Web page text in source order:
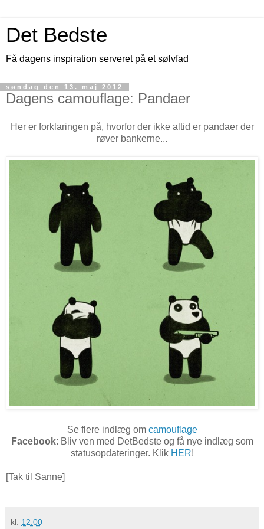
Det Bedste
Få dagens inspiration serveret på et sølvfad
søndag den 13. maj 2012
Dagens camouflage: Pandaer
Her er forklaringen på, hvorfor der ikke altid er pandaer der
røver bankerne...
Se flere indlæg om camouflage
Facebook: Bliv ven med DetBedste og få nye indlæg som
statusopdateringer. Klik HER!
[Tak til Sanne]
kl. 12.00